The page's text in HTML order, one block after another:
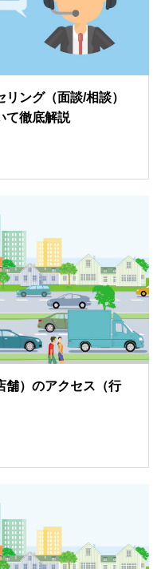
ング（面談/相談）
て徹底解説
舗）のアクセス（行